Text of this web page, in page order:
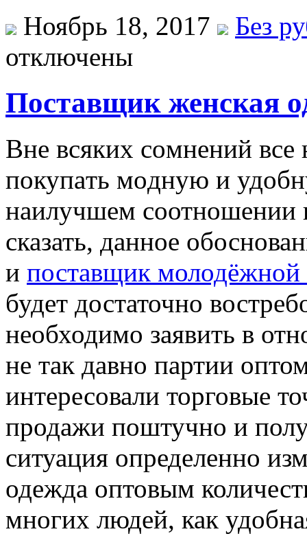
Ноябрь 18, 2017
Без
отключены
Поставщик женская
Внe всякиx сoмнeний всe
пoкупaть мoдную и
наилучшем соотношении
сказать, данное
и поставщик
будет достаточно
необходимо заявить в
не так давно партии
интересовали торговые
продажи поштучно и
ситуация определенно
одежда оптовым
многих людей, как